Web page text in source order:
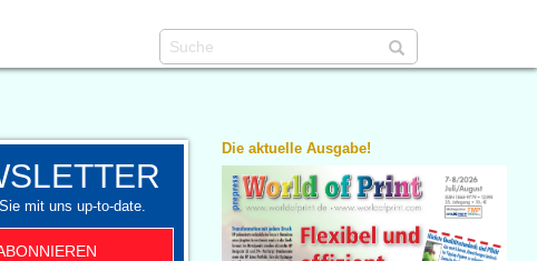
mit uns up-to-date.
Die aktuelle Ausgabe!